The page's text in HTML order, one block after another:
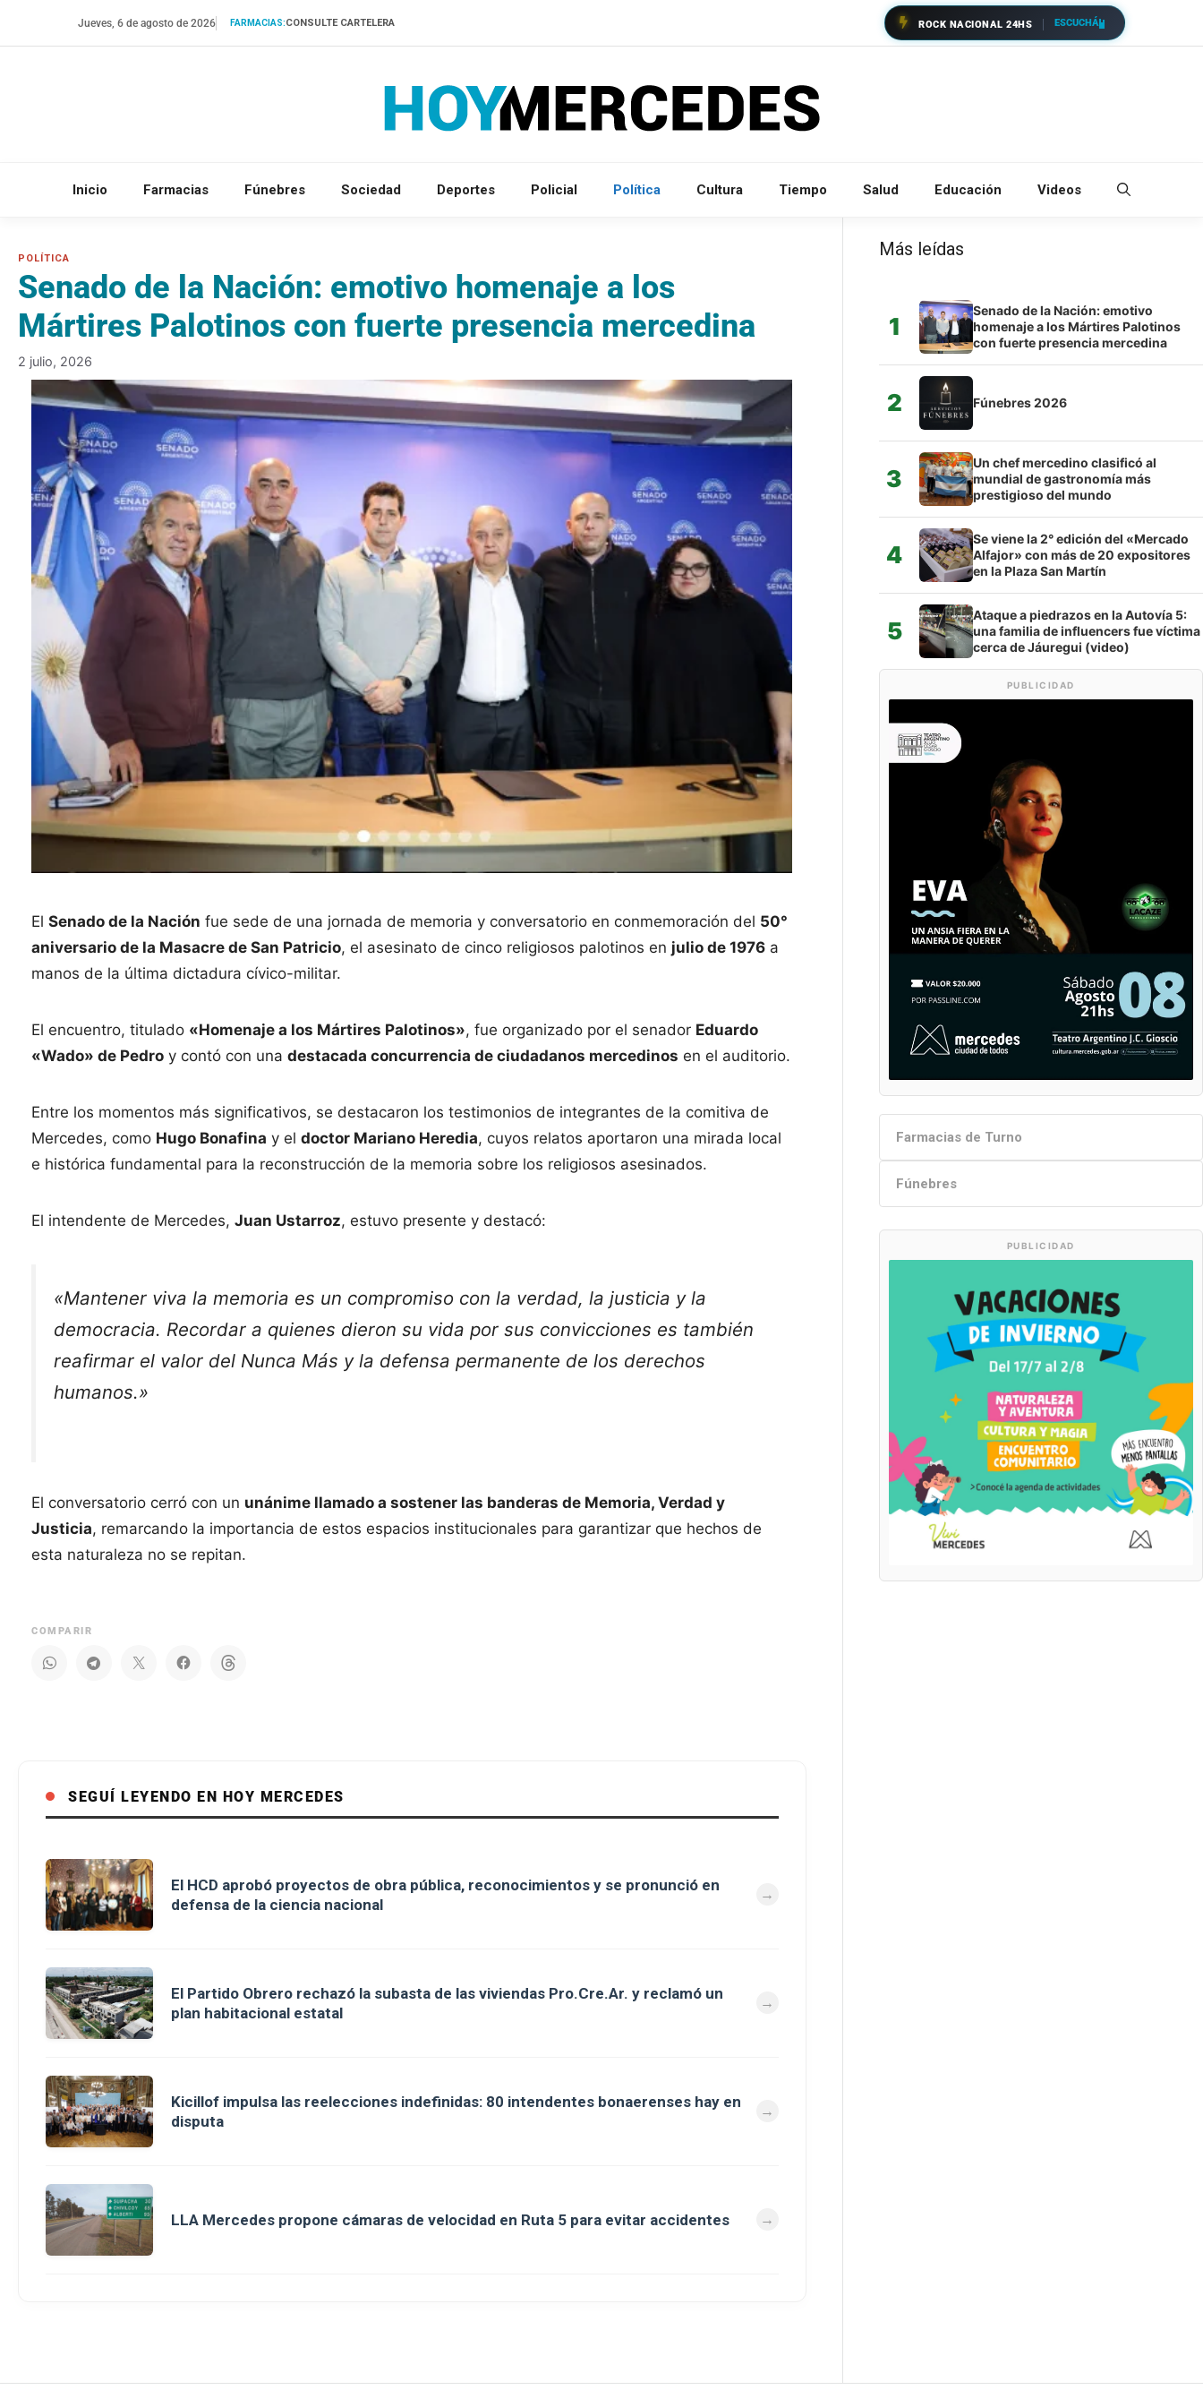
Jueves, 6 de agosto de 2026 FARMACIAS:CONSULTE CARTELERA ROCK NACIONAL 24HS ESCUCHÁ
Inicio Farmacias Fúnebres Sociedad Deportes Policial Política Cultura Tiempo Salud Educación Videos
Senado de la Nación: emotivo homenaje a los
Mártires Palotinos con fuerte presencia mercedina
2 julio, 2026
ElSenado de la Nación fue sede de una jornada de memoria y conversatorio en conmemoración del 50°
aniversario de la Masacre de San Patricio, el asesinato de cinco religiosos palotinos en julio de 1976 a
manos de la última dictadura cívico-militar.
El encuentro, titulado «Homenaje a los Mártires Palotinos», fue organizado por el senador Eduardo
«Wado» de Pedro y contó con unadestacada concurrencia de ciudadanos mercedinos en el auditorio.
Entre los momentos más significativos, se destacaron los testimonios de integrantes de la comitiva de
Mercedes, como Hugo Bonafina y eldoctor Mariano Heredia, cuyos relatos aportaron una mirada local
e histórica fundamental para la reconstrucción de la memoria sobre los religiosos asesinados.
El intendente de Mercedes,Juan Ustarroz, estuvo presente y destacó:
«Mantener viva la memoria es un compromiso con la verdad, la justicia y la
democracia. Recordar a quienes dieron su vida por sus convicciones es también
reafirmar el valor del Nunca Más y la defensa permanente de los derechos
humanos.»
El conversatorio cerró con un unánime llamado a sostener las banderas de Memoria, Verdad y
Justicia, remarcando la importancia de estos espacios institucionales para garantizar que hechos de
esta naturaleza no se repitan.
COMPARIR
SEGUÍ LEYENDO EN HOY MERCEDES
El HCD aprobó proyectos de obra pública, reconocimientos y se pronunció en
defensa de la ciencia nacional
El Partido Obrero rechazó la subasta de las viviendas Pro.Cre.Ar. y reclamó un
plan habitacional estatal
Kicillof impulsa las reelecciones indefinidas: 80 intendentes bonaerenses hay en
disputa
LLA Mercedes propone cámaras de velocidad en Ruta 5 para evitar accidentes
Más leídas
1
Senado de la Nación: emotivo
homenaje a los Mártires Palotinos
con fuerte presencia mercedina
2 Fúnebres 2026
3
Un chef mercedino clasificó al
mundial de gastronomía más
prestigioso del mundo
4
Se viene la 2° edición del «Mercado
Alfajor» con más de 20 expositores
en la Plaza San Martín
5
Ataque a piedrazos en la Autovía 5:
una familia de influencers fue víctima
cerca de Jáuregui (video)
PUBLICIDAD
Farmacias de Turno
Fúnebres
PUBLICIDAD